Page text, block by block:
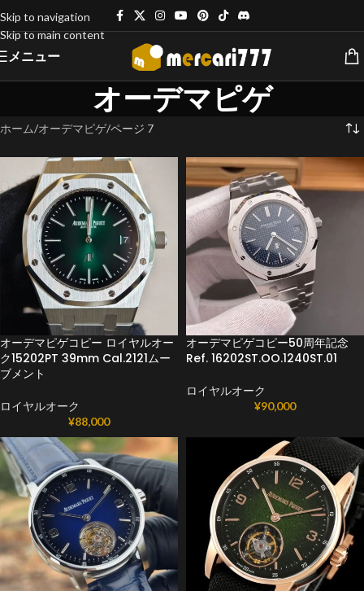
Skip to navigation
Skip to main content
メニュー
オーデマピゲ
ホーム オーデマピゲ ページ 7
オーデマピゲコピー ロイヤルオー
ク15202PT 39mm Cal.2121ムー
ブメント
ロイヤルオーク
¥88,000
オーデマピゲコピー50周年記念
Ref. 16202ST.OO.1240ST.01
ロイヤルオーク
¥90,000